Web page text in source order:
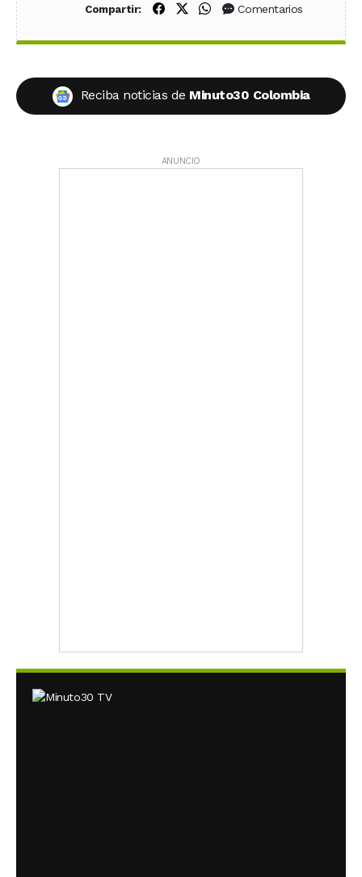
Compartir: Compartir en Facebook
Compartir en X (Twitter)
Compartir en WhatsApp
Comentarios
Reciba noticias de Minuto30 Colombia
ANUNCIO